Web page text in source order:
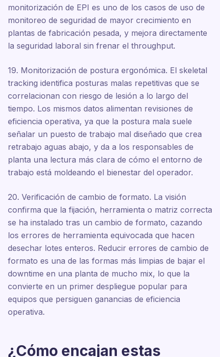
monitorización de EPI es uno de los casos de uso de
monitoreo de seguridad de mayor crecimiento en
plantas de fabricación pesada, y mejora directamente
la seguridad laboral sin frenar el throughput.
19. Monitorización de postura ergonómica. El skeletal
tracking identifica posturas malas repetitivas que se
correlacionan con riesgo de lesión a lo largo del
tiempo. Los mismos datos alimentan revisiones de
eficiencia operativa, ya que la postura mala suele
señalar un puesto de trabajo mal diseñado que crea
retrabajo aguas abajo, y da a los responsables de
planta una lectura más clara de cómo el entorno de
trabajo está moldeando el bienestar del operador.
20. Verificación de cambio de formato. La visión
confirma que la fijación, herramienta o matriz correcta
se ha instalado tras un cambio de formato, cazando
los errores de herramienta equivocada que hacen
desechar lotes enteros. Reducir errores de cambio de
formato es una de las formas más limpias de bajar el
downtime en una planta de mucho mix, lo que la
convierte en un primer despliegue popular para
equipos que persiguen ganancias de eficiencia
operativa.
¿Cómo encajan estas